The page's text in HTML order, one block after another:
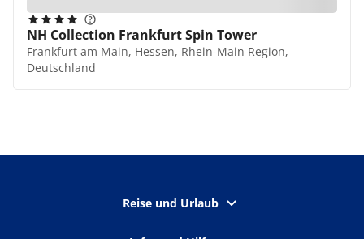
NH Collection Frankfurt Spin Tower
Frankfurt am Main, Hessen, Rhein-Main Region,
Deutschland
Reise und Urlaub